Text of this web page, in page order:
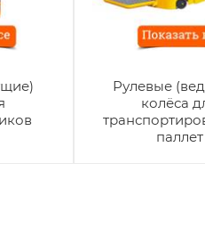
Рулевые
колёса
паллет